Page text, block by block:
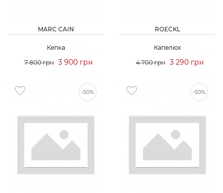
MARC CAIN
Кепка
7 800 грн 3 900 грн
ROECKL
Капелюх
4 700 грн 3 290 грн
-50% -50%